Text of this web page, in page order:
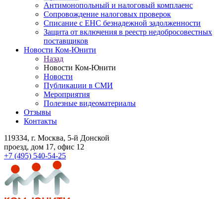
Антимонопольный и налоговый комплаенс
Сопровождение налоговых проверок
Списание с ЕНС безнадежной задолженности
Защита от включения в реестр недобросовестных
поставщиков
Новости Ком-Юнити
Назад
Новости Ком-Юнити
Новости
Публикации в СМИ
Мероприятия
Полезные видеоматериалы
Отзывы
Контакты
119334, г. Москва, 5-й Донской
проезд, дом 17, офис 12
+7 (495) 540-54-25